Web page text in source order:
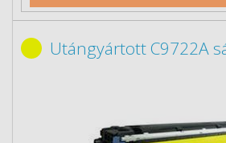
Utángyártott C9722A